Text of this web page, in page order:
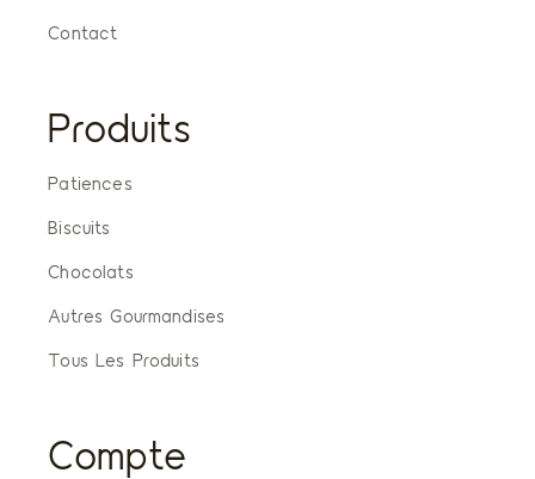
Contact
Produits
Patiences
Biscuits
Chocolats
Autres Gourmandises
Tous Les Produits
Compte